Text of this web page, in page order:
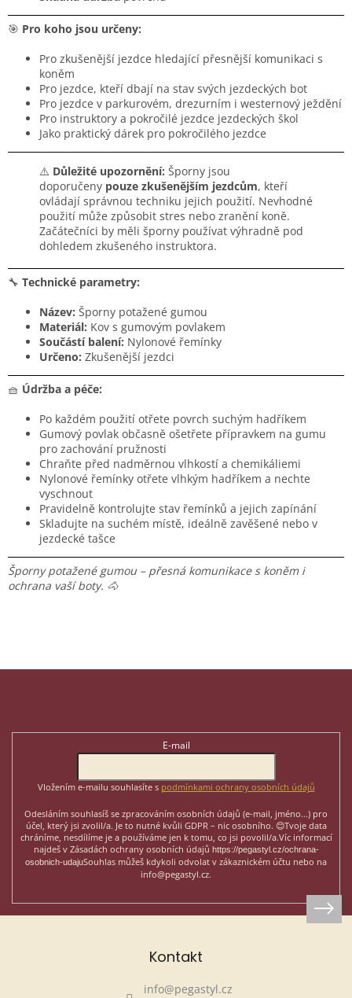
🎯 Pro koho jsou určeny:
Pro zkušenější jezdce hledající přesnější komunikaci s
koněm
Pro jezdce, kteří dbají na stav svých jezdeckých bot
Pro jezdce v parkurovém, drezurním i westernový ježdění
Pro instruktory a pokročilé jezdce jezdeckých škol
Jako praktický dárek pro pokročilého jezdce
⚠️ Důležité upozornění: Šporny jsou
doporučeny pouze zkušenějším jezdcům, kteří
ovládají správnou techniku jejich použití. Nevhodné
použití může způsobit stres nebo zranění koně.
Začátečníci by měli šporny používat výhradně pod
dohledem zkušeného instruktora.
🔧 Technické parametry:
Název: Šporny potažené gumou
Materiál: Kov s gumovým povlakem
Součástí balení: Nylonové řemínky
Určeno: Zkušenější jezdci
🧺 Údržba a péče:
Po každém použití otřete povrch suchým hadříkem
Gumový povlak občasně ošetřete přípravkem na gumu
pro zachování pružnosti
Chraňte před nadměrnou vlhkostí a chemikáliemi
Nylonové řemínky otřete vlhkým hadříkem a nechte
vyschnout
Pravidelně kontrolujte stav řemínků a jejich zapínání
Skladujte na suchém místě, ideálně zavěšené nebo v
jezdecké tašce
Šporny potažené gumou – přesná komunikace s koněm i
ochrana vaší boty. 🐴
Z
E-mail
Vložením e-mailu souhlasíte s podmínkami ochrany osobních údajů
Odesláním souhlasíš se zpracováním osobních údajů (e-mail, jméno...) pro
účel, který jsi zvolil/a. Je to nutné kvůli GDPR – nic osobního. 😊Tvoje data
chráníme, nesdílíme je a používáme jen k tomu, co jsi povolil/a.Víc informací
najdeš v Zásadách ochrany osobních údajů https://pegastyl.cz/ochrana-
osobnich-udajuSouhlas můžeš kdykoli odvolat v zákaznickém účtu nebo na
info@pegastyl.cz.
Kontakt
info@pegastyl.cz